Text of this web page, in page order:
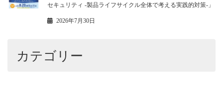
セキュリティ -製品ライフサイクル全体で考える実践的対策-」
2026年7月30日
カテゴリー